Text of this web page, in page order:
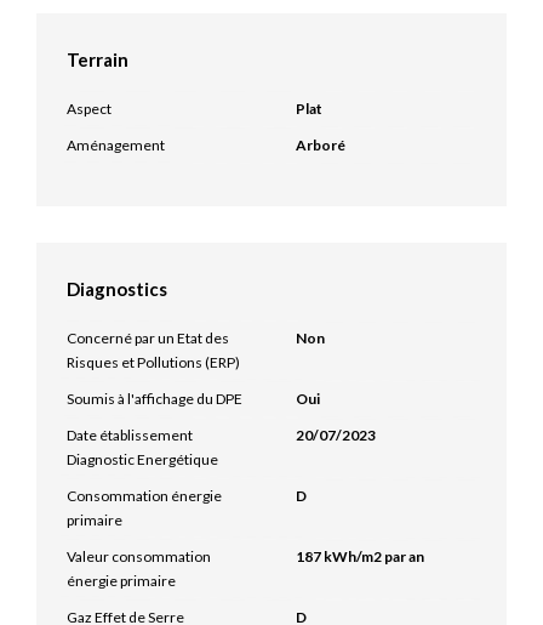
Terrain
Aspect
Plat
Aménagement
Arboré
Diagnostics
Concerné par un Etat des
Risques et Pollutions (ERP)
Non
Soumis à l'affichage du DPE
Oui
Date établissement
Diagnostic Energétique
20/07/2023
Consommation énergie
primaire
D
Valeur consommation
énergie primaire
187 kWh/m2 par an
Gaz Effet de Serre
D